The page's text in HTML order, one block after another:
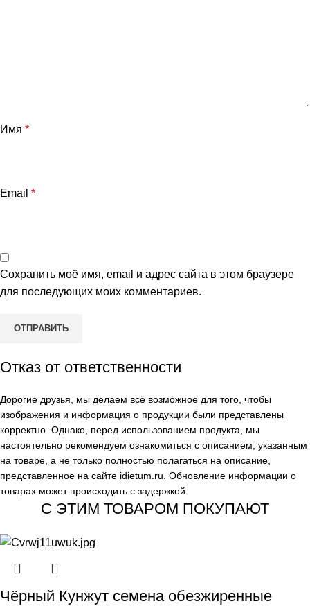
Имя *
Email *
Сохранить моё имя, email и адрес сайта в этом браузере
для последующих моих комментариев.
Отказ от ответственности
Дорогие друзья, мы делаем всё возможное для того, чтобы
изображения и информация о продукции были представлены
корректно. Однако, перед использованием продукта, мы
настоятельно рекомендуем ознакомиться с описанием, указанным
на товаре, а не только полностью полагаться на описание,
представленное на сайте idietum.ru . Обновление информации о
товарах может происходить с задержкой.
С ЭТИМ ТОВАРОМ ПОКУПАЮТ
Чёрный Кунжут семена обезжиренные